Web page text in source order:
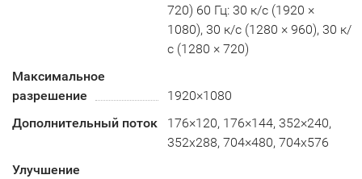
720) 60 Гц: 30 к/с (1920 ×
1080), 30 к/с (1280 × 960), 30 к/
с (1280 × 720)
Максимальное
разрешение
1920×1080
Дополнительный поток
176×120, 176×144, 352×240,
352х288, 704×480, 704x576
Улучшение